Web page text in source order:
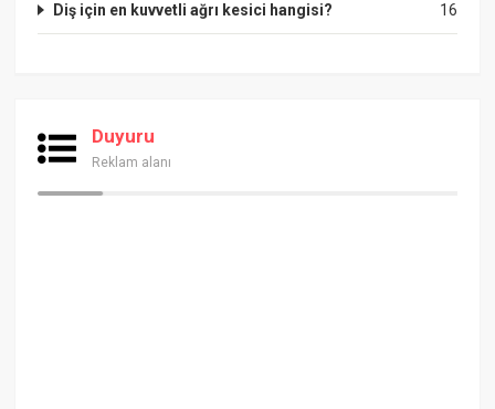
16
Diş için en kuvvetli ağrı kesici hangisi?
Duyuru
Reklam alanı